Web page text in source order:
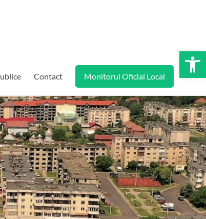
Contact Monitorul Oficial Local